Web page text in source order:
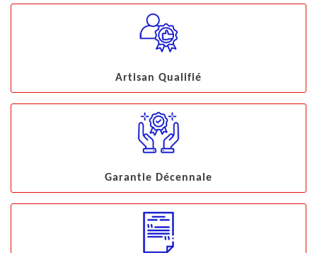
Artisan Qualifié
Garantie Décennale